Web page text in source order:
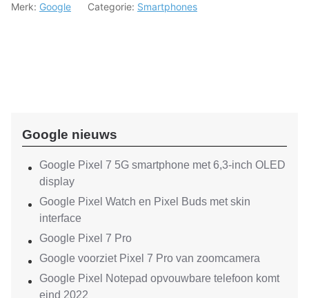
Merk: Google Categorie: Smartphones
Google nieuws
Google Pixel 7 5G smartphone met 6,3-inch OLED
display
Google Pixel Watch en Pixel Buds met skin
interface
Google Pixel 7 Pro
Google voorziet Pixel 7 Pro van zoomcamera
Google Pixel Notepad opvouwbare telefoon komt
eind 2022